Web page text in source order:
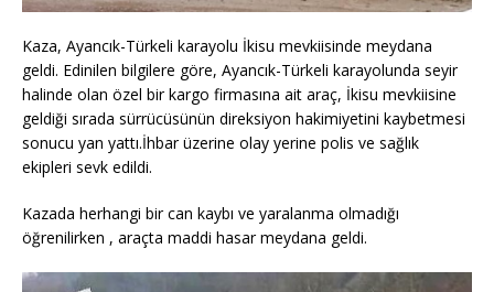
Kaza, Ayancık-Türkeli karayolu İkisu mevkiisinde meydana
geldi. Edinilen bilgilere göre, Ayancık-Türkeli karayolunda seyir
halinde olan özel bir kargo firmasına ait araç, İkisu mevkiisine
geldiği sırada sürrücüsünün direksiyon hakimiyetini kaybetmesi
sonucu yan yattı.İhbar üzerine olay yerine polis ve sağlık
ekipleri sevk edildi.
Kazada herhangi bir can kaybı ve yaralanma olmadığı
öğrenilirken , araçta maddi hasar meydana geldi.